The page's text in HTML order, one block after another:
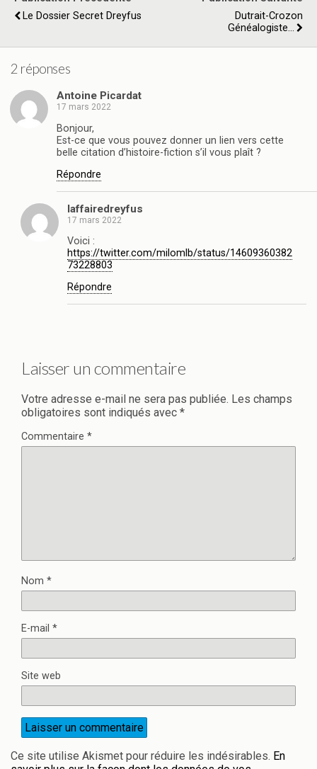
Le Dossier Secret Dreyfus
Dutrait-Crozon
Généalogiste...
2 réponses
Antoine Picardat
17 mars 2022
Bonjour,
Est-ce que vous pouvez donner un lien vers cette
belle citation d’histoire-fiction s’il vous plaît ?
Répondre
laffairedreyfus
17 mars 2022
Voici :
https://twitter.com/milomlb/status/14609360382
73228803
Répondre
Laisser un commentaire
Votre adresse e-mail ne sera pas publiée. Les champs
obligatoires sont indiqués avec *
Commentaire *
Nom *
E-mail *
Site web
Ce site utilise Akismet pour réduire les indésirables. En